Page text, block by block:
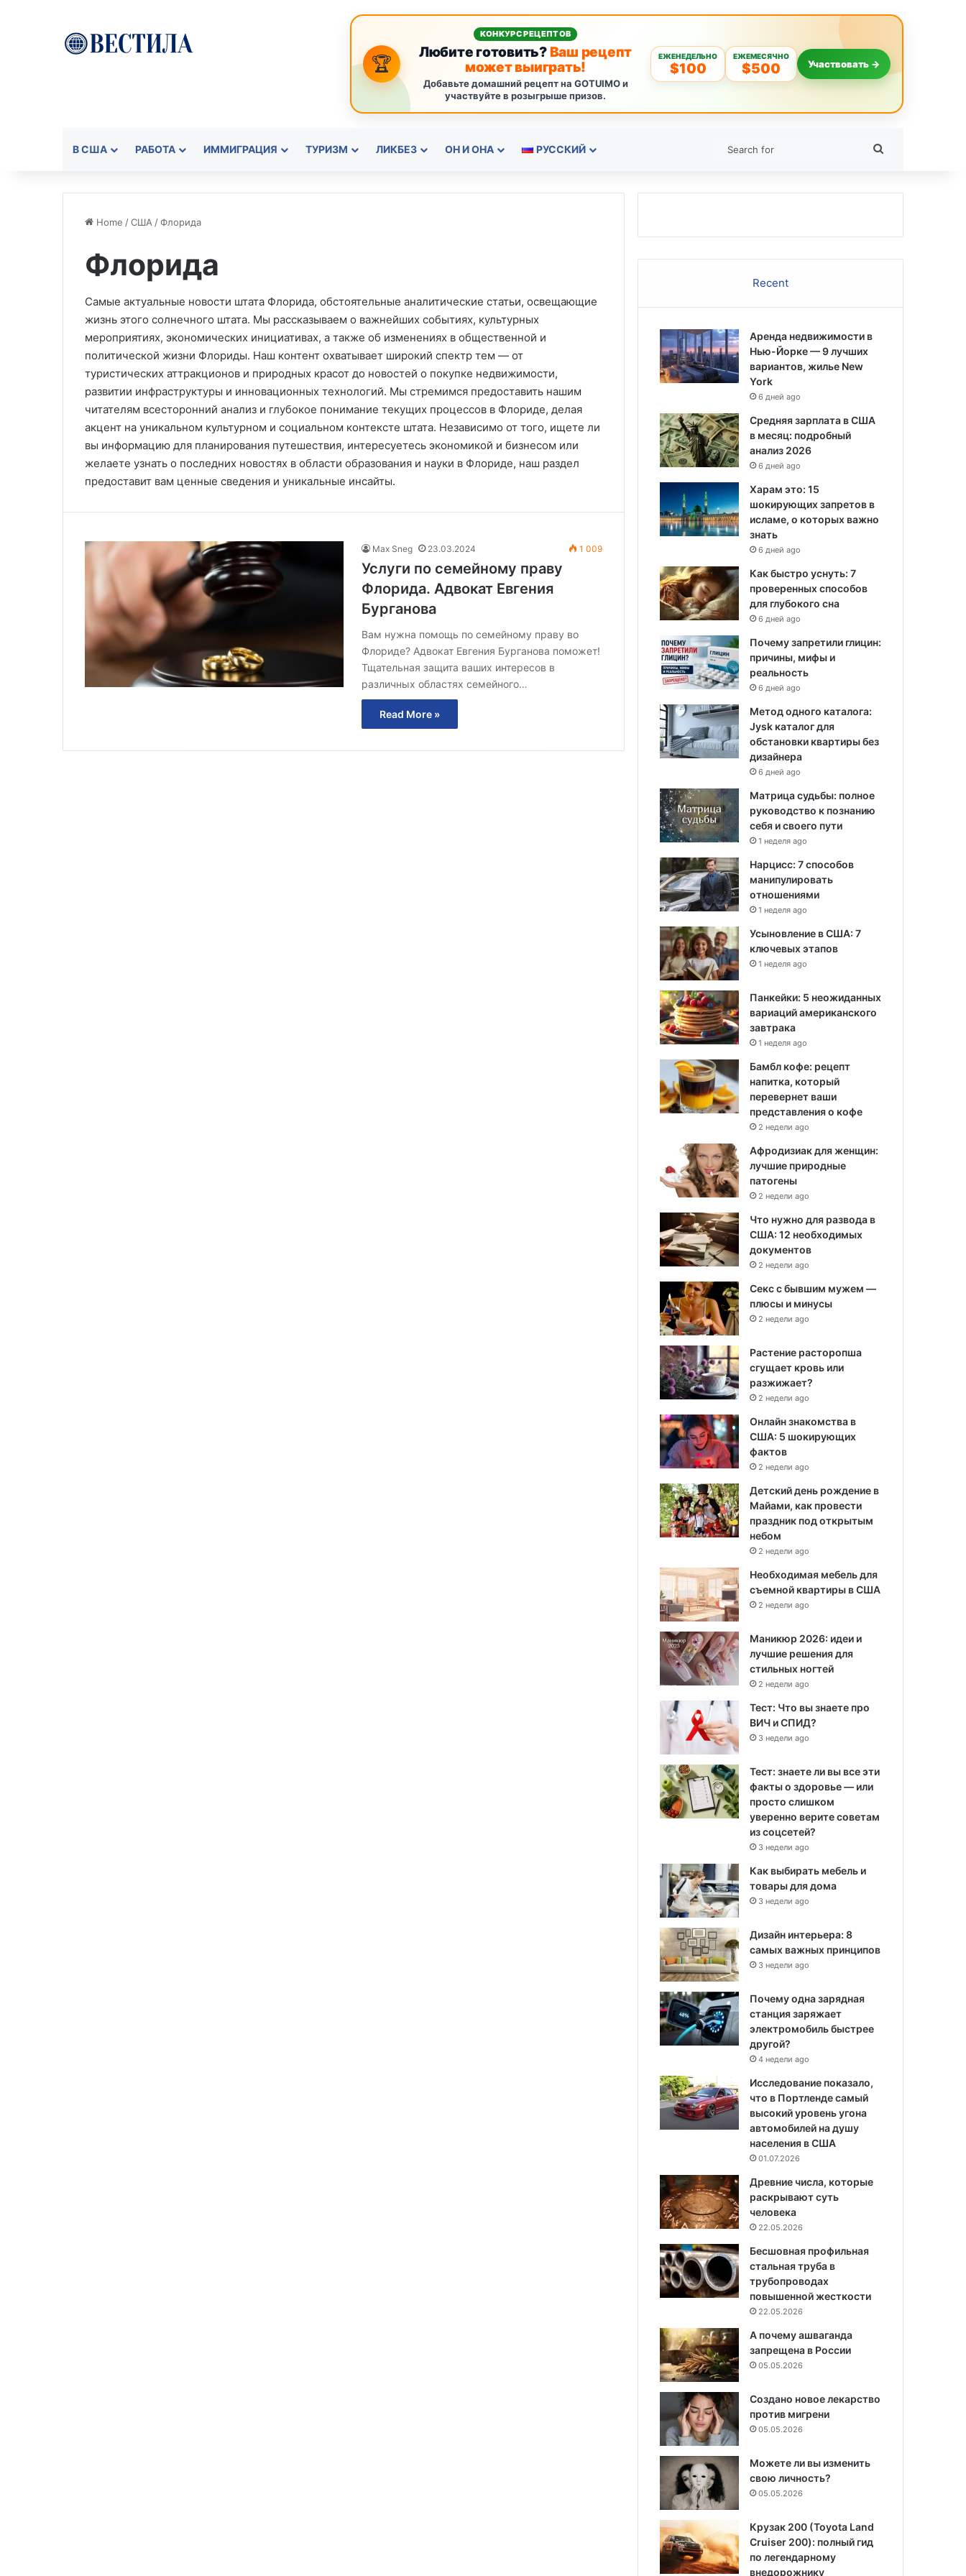
🏆
КОНКУРС РЕЦЕПТОВ
Любите готовить?Ваш рецепт
может выиграть!
Добавьте домашний рецепт на GOTUIMO и
участвуйте в розыгрыше призов.
ЕЖЕНЕДЕЛЬНО
$100
ЕЖЕМЕСЯЧНО
$500 Участвовать →
В США РАБОТА ИММИГРАЦИЯ ТУРИЗМ ЛИКБЕЗ ОН И ОНА РУССКИЙ
Home /США /Флорида
Флорида
Самые актуальные новости штата Флорида, обстоятельные аналитические статьи, освещающие
жизнь этого солнечного штата. Мы рассказываем о важнейших событиях, культурных
мероприятиях, экономических инициативах, а также об изменениях в общественной и
политической жизни Флориды. Наш контент охватывает широкий спектр тем — от
туристических аттракционов и природных красот до новостей о покупке недвижимости,
развитии инфраструктуры и инновационных технологий. Мы стремимся предоставить нашим
читателям всесторонний анализ и глубокое понимание текущих процессов в Флориде, делая
акцент на уникальном культурном и социальном контексте штата. Независимо от того, ищете ли
вы информацию для планирования путешествия, интересуетесь экономикой и бизнесом или
желаете узнать о последних новостях в области образования и науки в Флориде, наш раздел
предоставит вам ценные сведения и уникальные инсайты.
Max Sneg 23.03.2024 1 009
Услуги по семейному праву
Флорида. Адвокат Евгения
Бурганова
Вам нужна помощь по семейному праву во
Флориде? Адвокат Евгения Бурганова поможет!
Тщательная защита ваших интересов в
различных областях семейного…
Read More »
Recent
Аренда недвижимости в
Нью-Йорке — 9 лучших
вариантов, жилье New
York
6 дней ago
Средняя зарплата в США
в месяц: подробный
анализ 2026
6 дней ago
Харам это: 15
шокирующих запретов в
исламе, о которых важно
знать
6 дней ago
Как быстро уснуть: 7
проверенных способов
для глубокого сна
6 дней ago
Почему запретили глицин:
причины, мифы и
реальность
6 дней ago
Метод одного каталога:
Jysk каталог для
обстановки квартиры без
дизайнера
6 дней ago
Матрица судьбы: полное
руководство к познанию
себя и своего пути
1 неделя ago
Нарцисс: 7 способов
манипулировать
отношениями
1 неделя ago
Усыновление в США: 7
ключевых этапов
1 неделя ago
Панкейки: 5 неожиданных
вариаций американского
завтрака
1 неделя ago
Бамбл кофе: рецепт
напитка, который
перевернет ваши
представления о кофе
2 недели ago
Афродизиак для женщин:
лучшие природные
патогены
2 недели ago
Что нужно для развода в
США: 12 необходимых
документов
2 недели ago
Секс с бывшим мужем —
плюсы и минусы
2 недели ago
Растение расторопша
сгущает кровь или
разжижает?
2 недели ago
Онлайн знакомства в
США: 5 шокирующих
фактов
2 недели ago
Детский день рождение в
Майами, как провести
праздник под открытым
небом
2 недели ago
Необходимая мебель для
съемной квартиры в США
2 недели ago
Маникюр 2026: идеи и
лучшие решения для
стильных ногтей
2 недели ago
Тест: Что вы знаете про
ВИЧ и СПИД?
3 недели ago
Тест: знаете ли вы все эти
факты о здоровье — или
просто слишком
уверенно верите советам
из соцсетей?
3 недели ago
Как выбирать мебель и
товары для дома
3 недели ago
Дизайн интерьера: 8
самых важных принципов
3 недели ago
Почему одна зарядная
станция заряжает
электромобиль быстрее
другой?
4 недели ago
Исследование показало,
что в Портленде самый
высокий уровень угона
автомобилей на душу
населения в США
01.07.2026
Древние числа, которые
раскрывают суть
человека
22.05.2026
Бесшовная профильная
стальная труба в
трубопроводах
повышенной жесткости
22.05.2026
А почему ашваганда
запрещена в России
05.05.2026
Создано новое лекарство
против мигрени
05.05.2026
Можете ли вы изменить
свою личность?
05.05.2026
Крузак 200 (Toyota Land
Cruiser 200): полный гид
по легендарному
внедорожнику